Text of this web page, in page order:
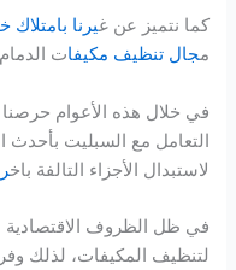
كما نتميز عن غيرنا بامتلاك
مجال تنظيف مكيفات الدمام
في خلال هذه الأعوام
التعامل مع السبليت بأحدث
لاستبدال الأجزاء التالفة باخ
في ظل الظروف الاقتصادية
لتنظيف المكيفات، لذلك